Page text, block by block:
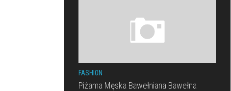
FASHION
Piżama Męska Bawełniana Bawełna